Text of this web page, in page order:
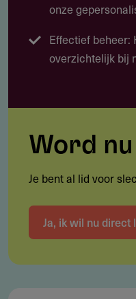
onze
Effectief beheer:
overzichtelijk bij
Word
Je bent al lid voor
Ja, ik wil nu direct